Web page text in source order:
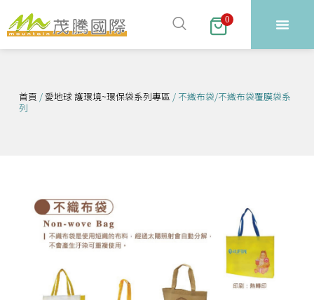
跳
至
主
容
0
首頁 / 愛地球 護環境~環保袋系列專區 / 不織布袋/不織布袋覆膜袋系
列